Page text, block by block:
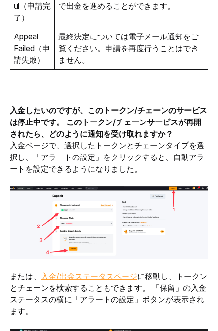
ul（申請完
了）
で出金を進めることができます。
Appeal
Failed（申
請失敗）
最終決定については電子メール通知をご
覧ください。申請を再度行うことはでき
ません。
入金したいのですが、このトークン/チェーンのサービス
は停止中です。 このトークン/チェーンサービスが再開
されたら、どのように通知を受け取れますか？
入金ページで、選択したトークンとチェーンタイプを選
択し、「アラートの設定」をクリックすると、自動アラ
ートを設定できるようになりました。
または、 入金/出金ステータスページに移動し、トークン
とチェーンを検索することもできます。 「保留」の入金
ステータスの横に「アラートの設定」ボタンが表示され
ます。